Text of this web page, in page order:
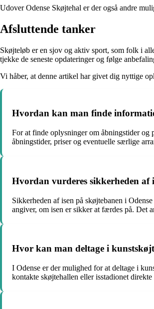
Udover Odense Skøjtehal er der også andre
Afsluttende tanker
Skøjteløb er en sjov og aktiv sport, som folk i
tjekke de seneste opdateringer og følge
Vi håber, at denne artikel har givet dig nyttige
Hvordan kan man finde
For at finde oplysninger om åbningstider og
åbningstider, priser og eventuelle særlige
Hvordan vurderes sikkerheden af
Sikkerheden af isen på skøjtebanen i
angiver, om isen er sikker at færdes på. Det
Hvor kan man deltage i
I Odense er der mulighed for at deltage i
kontakte skøjtehallen eller isstadionet